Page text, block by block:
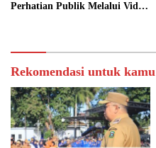
Perhatian Publik Melalui Video
Rekomendasi untuk kamu